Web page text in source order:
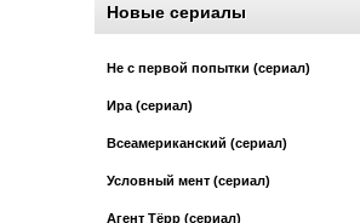
Новые сериалы
Не с первой попытки (сериал)
Ира (сериал)
Всеамериканский (сериал)
Условный мент (сериал)
Агент Тёрр (сериал)